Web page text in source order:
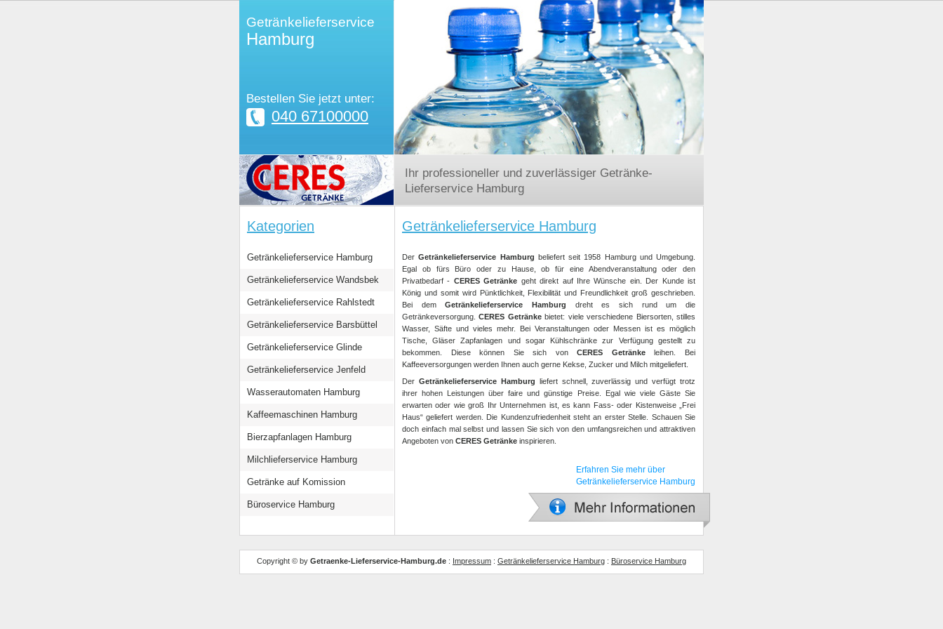
Getränkelieferservice
Hamburg
Bestellen Sie jetzt unter:
040 67100000
Ihr professioneller und zuverlässiger Getränke-
Lieferservice Hamburg
Kategorien
Getränkelieferservice Hamburg
Getränkelieferservice Wandsbek
Getränkelieferservice Rahlstedt
Getränkelieferservice Barsbüttel
Getränkelieferservice Glinde
Getränkelieferservice Jenfeld
Wasserautomaten Hamburg
Kaffeemaschinen Hamburg
Bierzapfanlagen Hamburg
Milchlieferservice Hamburg
Getränke auf Komission
Büroservice Hamburg
Getränkelieferservice Hamburg
DerGetränkelieferservice Hamburg beliefert seit 1958 Hamburg und Umgebung.
Egal ob fürs Büro oder zu Hause, ob für eine Abendveranstaltung oder den
Privatbedarf - CERES Getränke geht direkt auf Ihre Wünsche ein. Der Kunde ist
König und somit wird Pünktlichkeit, Flexibilität und Freundlichkeit groß geschrieben.
Bei demGetränkelieferservice Hamburg dreht es sich rund um die
Getränkeversorgung.CERES Getränkebietet: viele verschiedene Biersorten, stilles
Wasser, Säfte und vieles mehr. Bei Veranstaltungen oder Messen ist es möglich
Tische, Gläser Zapfanlagen und sogar Kühlschränke zur Verfügung gestellt zu
bekommen. Diese können Sie sich vonCERES Getränkeleihen. Bei
Kaffeeversorgungen werden Ihnen auch gerne Kekse, Zucker und Milch mitgeliefert.
Der Getränkelieferservice Hamburg liefert schnell, zuverlässig und verfügt trotz
ihrer hohen Leistungen über faire und günstige Preise. Egal wie viele Gäste Sie
erwarten oder wie groß Ihr Unternehmen ist, es kann Fass- oder Kistenweise „Frei
Haus“ geliefert werden. Die Kundenzufriedenheit steht an erster Stelle. Schauen Sie
doch einfach mal selbst und lassen Sie sich von den umfangsreichen und attraktiven
Angeboten von CERES Getränke inspirieren.
Erfahren Sie mehr über
Getränkelieferservice Hamburg
Copyright © by Getraenke-Lieferservice-Hamburg.de : Impressum : Getränkelieferservice Hamburg : Büroservice Hamburg